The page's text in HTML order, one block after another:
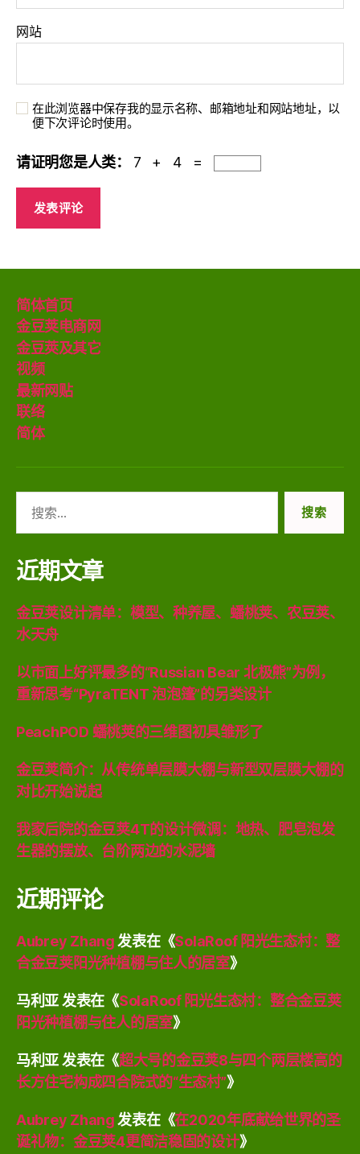
网站
在此浏览器中保存我的显示名称、邮箱地址和网站地址，以
便下次评论时使用。
请证明您是人类： 7 + 4 =
简体首页
金豆荚电商网
金豆莢及其它
视频
最新网贴
联络
简体
索：
近期文章
金豆荚设计清单：模型、种养屋、蟠桃荚、农豆荚、
水天舟
以市面上好评最多的“Russian Bear 北极熊”为例，
重新思考“PyraTENT 泡泡篷”的另类设计
PeachPOD 蟠桃荚的三维图初具雏形了
金豆荚简介：从传统单层膜大棚与新型双层膜大棚的
对比开始说起
我家后院的金豆荚4T的设计微调：地热、肥皂泡发
生器的摆放、台阶两边的水泥墙
近期评论
Aubrey Zhang发表在《SolaRoof 阳光生态村：整
合金豆荚阳光种植棚与住人的居室》
马利亚发表在《SolaRoof 阳光生态村：整合金豆荚
阳光种植棚与住人的居室》
马利亚发表在《超大号的金豆荚8与四个两层楼高的
长方住宅构成四合院式的“生态村”》
Aubrey Zhang发表在《在2020年底献给世界的圣
诞礼物：金豆荚4更简洁稳固的设计》